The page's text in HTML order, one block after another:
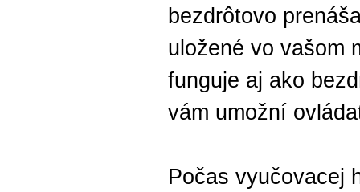
bezdrôtovo
uložené vo vašom
funguje aj ako
vám umožní
Počas vyučovacej